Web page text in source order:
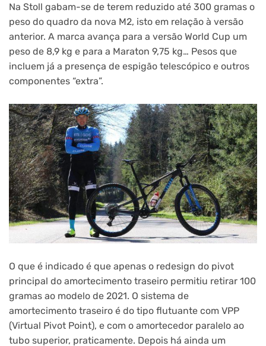
Na Stoll gabam-se de terem reduzido até 300 gramas o
peso do quadro da nova M2, isto em relação à versão
anterior. A marca avança para a versão World Cup um
peso de 8,9 kg e para a Maraton 9,75 kg… Pesos que
incluem já a presença de espigão telescópico e outros
componentes “extra”.
O que é indicado é que apenas o redesign do pivot
principal do amortecimento traseiro permitiu retirar 100
gramas ao modelo de 2021. O sistema de
amortecimento traseiro é do tipo flutuante com VPP
(Virtual Pivot Point), e com o amortecedor paralelo ao
tubo superior, praticamente. Depois há ainda um